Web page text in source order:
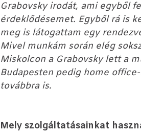
Grabovsky irodát, ami egyből
érdeklődésemet. Egyből rá is
meg is látogattam egy
Mivel munkám során elég
Miskolcon a Grabovsky lett a
Budapesten pedig home
továbbra is.
Mely szolgáltatásainkat